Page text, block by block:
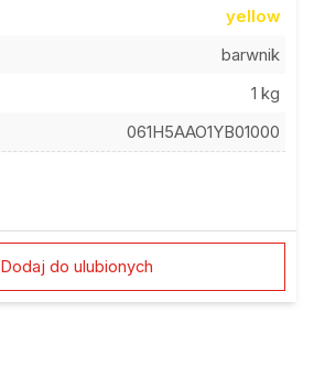
yellow
barwnik
1 kg
061H5AAO1YB01000
Dodaj do ulubionych